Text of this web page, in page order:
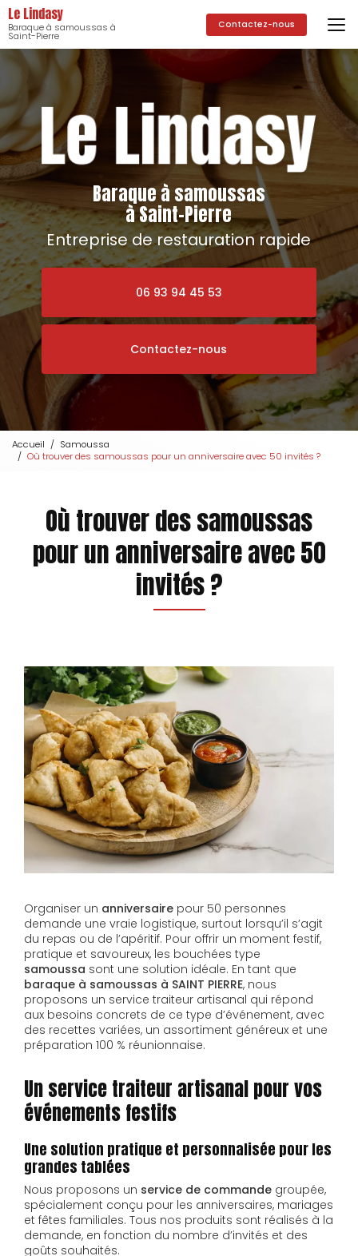
Aller
au
contenu
principal
Le Lindasy
Baraque à samoussas à
Saint-Pierre
Contactez-nous
Baraque à samoussas
à Saint-Pierre
Entreprise de restauration rapide
06 93 94 45 53
Contactez-nous
Accueil
Samoussa
Où trouver des samoussas pour un anniversaire avec 50 invités ?
Où trouver des samoussas
pour un anniversaire avec 50
invités ?
Organiser un anniversaire pour 50 personnes
demande une vraie logistique, surtout lorsqu’il s’agit
du repas ou de l’apéritif. Pour offrir un moment festif,
pratique et savoureux, les bouchées type
samoussa sont une solution idéale. En tant que
baraque à samoussas à SAINT PIERRE, nous
proposons un service traiteur artisanal qui répond
aux besoins concrets de ce type d’événement, avec
des recettes variées, un assortiment généreux et une
préparation 100 % réunionnaise.
Un service traiteur artisanal pour vos
événements festifs
Une solution pratique et personnalisée pour les
grandes tablées
Nous proposons un service de commande groupée,
spécialement conçu pour les anniversaires, mariages
et fêtes familiales. Tous nos produits sont réalisés à la
demande, en fonction du nombre d’invités et des
goûts souhaités.